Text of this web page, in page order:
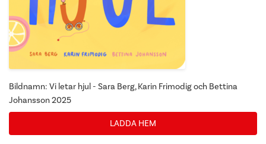
Bildnamn: Vi letar hjul - Sara Berg, Karin Frimodig och Bettina
Johansson 2025
LADDA HEM